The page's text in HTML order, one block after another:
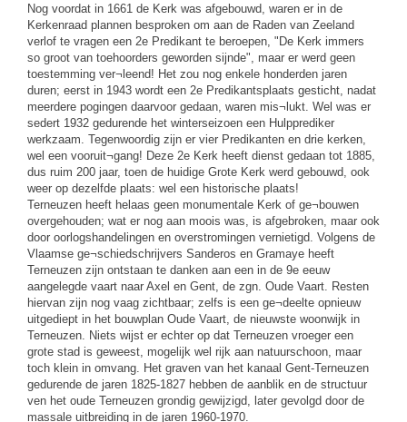
Nog voordat in 1661 de Kerk was afgebouwd, waren er in de
Kerkenraad plannen besproken om aan de Raden van Zeeland
verlof te vragen een 2e Predikant te beroepen, "De Kerk immers
so groot van toehoorders geworden sijnde", maar er werd geen
toestemming ver¬leend! Het zou nog enkele honderden jaren
duren; eerst in 1943 wordt een 2e Predikantsplaats gesticht, nadat
meerdere pogingen daarvoor gedaan, waren mis¬lukt. Wel was er
sedert 1932 gedurende het winterseizoen een Hulpprediker
werkzaam. Tegenwoordig zijn er vier Predikanten en drie kerken,
wel een vooruit¬gang! Deze 2e Kerk heeft dienst gedaan tot 1885,
dus ruim 200 jaar, toen de huidige Grote Kerk werd gebouwd, ook
weer op dezelfde plaats: wel een historische plaats!
Terneuzen heeft helaas geen monumentale Kerk of ge¬bouwen
overgehouden; wat er nog aan moois was, is afgebroken, maar ook
door oorlogshandelingen en overstromingen vernietigd. Volgens de
Vlaamse ge¬schiedschrijvers Sanderos en Gramaye heeft
Terneuzen zijn ontstaan te danken aan een in de 9e eeuw
aangelegde vaart naar Axel en Gent, de zgn. Oude Vaart. Resten
hiervan zijn nog vaag zichtbaar; zelfs is een ge¬deelte opnieuw
uitgediept in het bouwplan Oude Vaart, de nieuwste woonwijk in
Terneuzen. Niets wijst er echter op dat Terneuzen vroeger een
grote stad is geweest, mogelijk wel rijk aan natuurschoon, maar
toch klein in omvang. Het graven van het kanaal Gent-Terneuzen
gedurende de jaren 1825-1827 hebben de aanblik en de structuur
ven het oude Terneuzen grondig gewijzigd, later gevolgd door de
massale uitbreiding in de jaren 1960-1970.